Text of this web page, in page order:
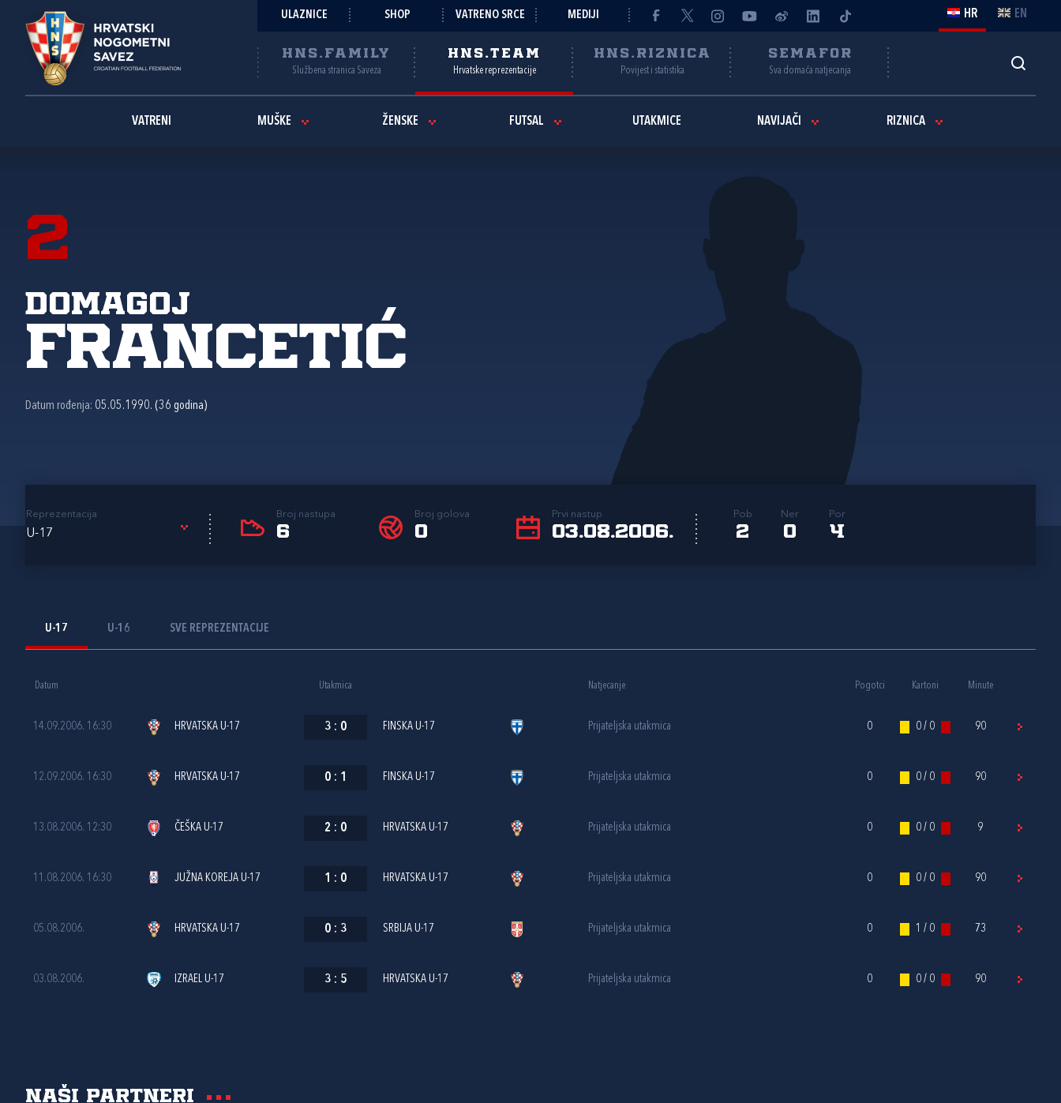
ULAZNICE SHOP VATRENO SRCE MEDIJI HR EN
HNS.FAMILY
Službena stranica Saveza
HNS.TEAM
Hrvatske reprezentacije
HNS.RIZNICA
Povijest i statistika
SEMAFOR
Sva domaća natjecanja
VATRENI MUŠKE ŽENSKE FUTSAL UTAKMICE NAVIJAČI RIZNICA
2
Domagoj
Francetić
Datum rođenja: 05.05.1990. (36 godina)
Reprezentacija
U-17
Broj nastupa
6
Broj golova
0
Prvi nastup
03.08.2006.
Pob
2
Ner
0
Por
4
U-17 U-16 SVE REPREZENTACIJE
Datum Utakmica Natjecanje Pogotci Kartoni Minute
14.09.2006. 16:30 HRVATSKA U-17 3 : 0 FINSKA U-17 Prijateljska utakmica 0 0 / 0 90
12.09.2006. 16:30 HRVATSKA U-17 0 : 1 FINSKA U-17 Prijateljska utakmica 0 0 / 0 90
13.08.2006. 12:30 ČEŠKA U-17 2 : 0 HRVATSKA U-17 Prijateljska utakmica 0 0 / 0 9
11.08.2006. 16:30 JUŽNA KOREJA U-17 1 : 0 HRVATSKA U-17 Prijateljska utakmica 0 0 / 0 90
05.08.2006. HRVATSKA U-17 0 : 3 SRBIJA U-17 Prijateljska utakmica 0 1 / 0 73
03.08.2006. IZRAEL U-17 3 : 5 HRVATSKA U-17 Prijateljska utakmica 0 0 / 0 90
Naši partneri